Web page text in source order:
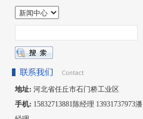
地址: 河北省任丘市石门桥工业区
手机: 15832713881陈经理 13931737973潘